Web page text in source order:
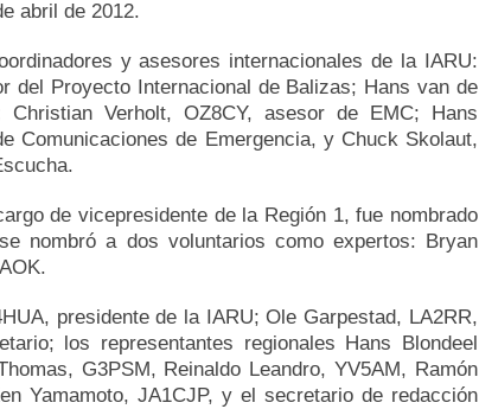
abril de 2012.
y asesores internacionales de la IARU:
del Proyecto Internacional de Balizas; Hans van de
Christian Verholt, OZ8CY, asesor de EMC; Hans
Comunicaciones de Emergencia, y Chuck Skolaut,
de vicepresidente de la Región 1, fue nombrado
nombró a dos voluntarios como expertos: Bryan
presidente de la IARU; Ole Garpestad, LA2RR,
los representantes regionales Hans Blondeel
G3PSM, Reinaldo Leandro, YV5AM, Ramón
Yamamoto, JA1CJP, y el secretario de redacción